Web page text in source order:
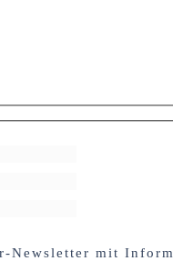
Newsletter mit